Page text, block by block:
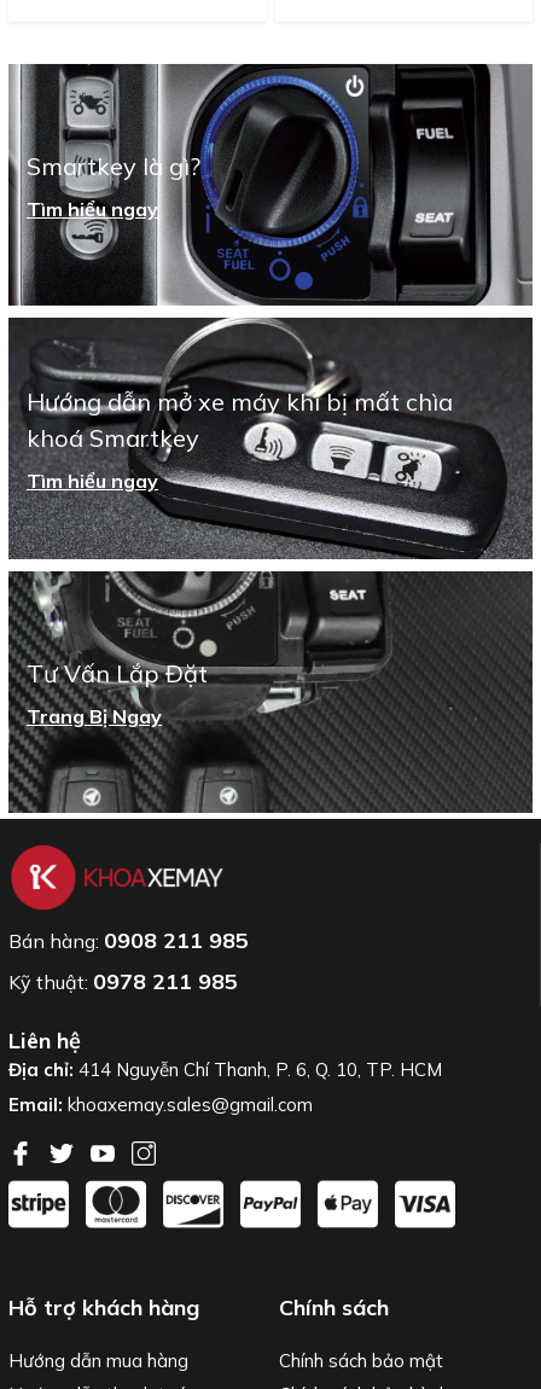
Smartkey là gì?
Tìm hiểu ngay
Hướng dẫn mở xe máy khi bị mất chìa
khoá Smartkey
Tìm hiểu ngay
Tư Vấn Lắp Đặt
Trang Bị Ngay
Bán hàng: 0908 211 985
Kỹ thuật: 0978 211 985
Liên hệ
Địa chỉ: 414 Nguyễn Chí Thanh, P. 6, Q. 10, TP. HCM
Email: khoaxemay.sales@gmail.com
Hỗ trợ khách hàng
Hướng dẫn mua hàng
Chính sách
Chính sách bảo mật